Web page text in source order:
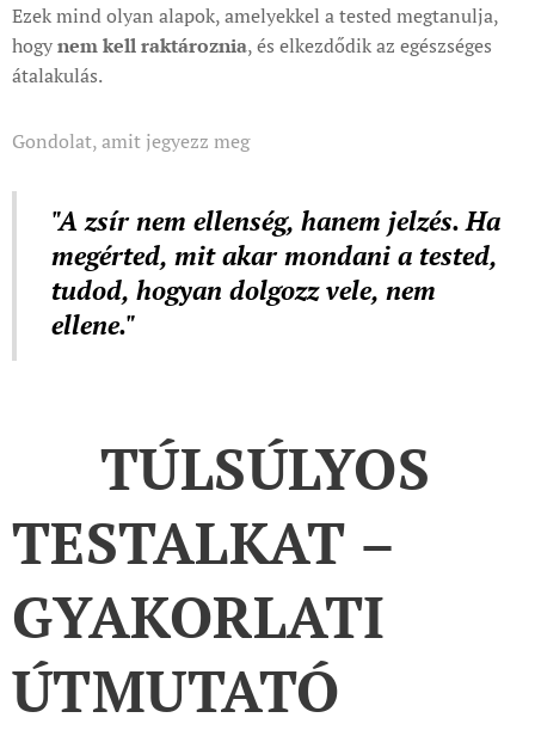
Ezek mind olyan alapok, amelyekkel a tested megtanulja,
hogynem kell raktároznia, és elkezdődik az egészséges
átalakulás.
Gondolat, amit jegyezz meg
"A zsír nem ellenség, hanem jelzés. Ha
megérted, mit akar mondani a tested,
tudod, hogyan dolgozz vele, nem
ellene."
🔧 TÚLSÚLYOS
TESTALKAT –
GYAKORLATI
ÚTMUTATÓ